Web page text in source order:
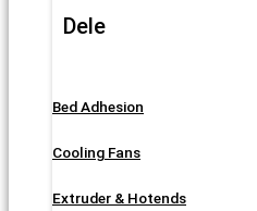
Dele
Bed Adhesion
Cooling Fans
Extruder & Hotends